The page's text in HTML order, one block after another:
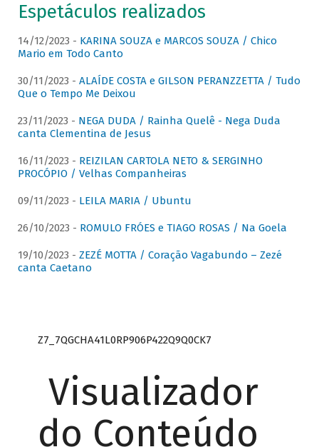
Espetáculos realizados
14/12/2023 - KARINA SOUZA e MARCOS SOUZA / Chico
Mario em Todo Canto
30/11/2023 - ALAÍDE COSTA e GILSON PERANZZETTA / Tudo
Que o Tempo Me Deixou
23/11/2023 - NEGA DUDA / Rainha Quelê - Nega Duda
canta Clementina de Jesus
16/11/2023 - REIZILAN CARTOLA NETO & SERGINHO
PROCÓPIO / Velhas Companheiras
09/11/2023 - LEILA MARIA / Ubuntu
26/10/2023 - ROMULO FRÓES e TIAGO ROSAS / Na Goela
19/10/2023 - ZEZÉ MOTTA / Coração Vagabundo – Zezé
canta Caetano
Z7_7QGCHA41L0RP906P422Q9Q0CK7
Visualizador
do Conteúdo